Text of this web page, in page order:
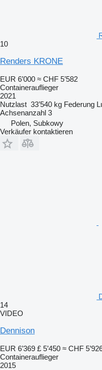
10
Renders KRONE
EUR 6’000 ≈ CHF 5’582
Containerauflieger
2021
Nutzlast 33’540 kg Federung
Achsenanzahl 3
Polen, Subkowy
Verkäufer kontaktieren
14
VIDEO
Dennison
EUR 6’369 £ 5’450 ≈ CHF
Containerauflieger
2015